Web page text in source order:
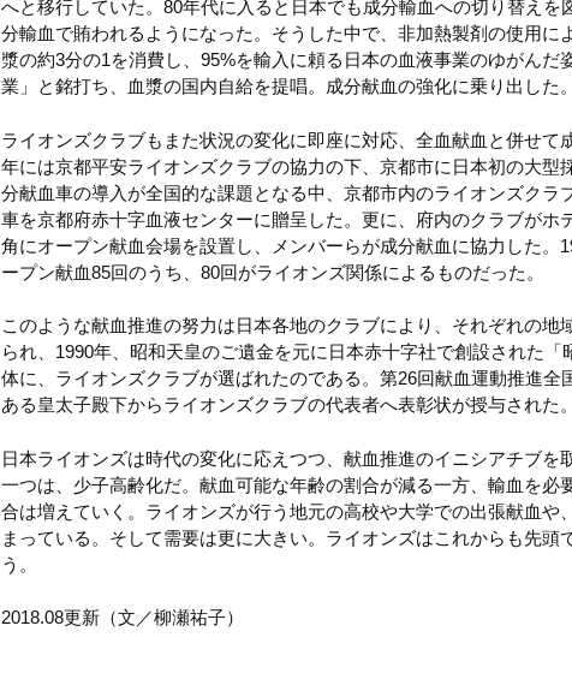
へと移行していた。80年代に入ると日本でも成分輸血への切り替えを
分輸血で賄われるようになった。そうした中で、非加熱製剤の使用に
漿の約3分の1を消費し、95%を輸入に頼る日本の血液事業のゆがん
業」と銘打ち、血漿の国内自給を提唱。成分献血の強化に乗り出した。
ライオンズクラブもまた状況の変化に即座に対応、全血献血と併せて
年には京都平安ライオンズクラブの協力の下、京都市に日本初の大型
分献血車の導入が全国的な課題となる中、京都市内のライオンズクラ
車を京都府赤十字血液センターに贈呈した。更に、府内のクラブがホ
角にオープン献血会場を設置し、メンバーらが成分献血に協力した。
ープン献血85回のうち、80回がライオンズ関係によるものだった。
このような献血推進の努力は日本各地のクラブにより、それぞれの地
られ、1990年、昭和天皇のご遺金を元に日本赤十字社で創設された
体に、ライオンズクラブが選ばれたのである。第26回献血運動推進
ある皇太子殿下からライオンズクラブの代表者へ表彰状が授与された。
日本ライオンズは時代の変化に応えつつ、献血推進のイニシアチブ
一つは、少子高齢化だ。献血可能な年齢の割合が減る一方、輸血を必
合は増えていく。ライオンズが行う地元の高校や大学での出張献血や
まっている。そして需要は更に大きい。ライオンズはこれからも先頭
う。
2018.08更新（文／柳瀬祐子）